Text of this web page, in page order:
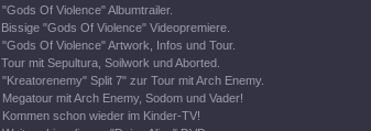
"Gods Of Violence" Albumtrailer.
Bissige "Gods Of Violence" Videopremiere.
"Gods Of Violence" Artwork, Infos und Tour.
Tour mit Sepultura, Soilwork und Aborted.
"Kreatorenemy" Split 7" zur Tour mit Arch Enemy.
Megatour mit Arch Enemy, Sodom und Vader!
Kommen schon wieder im Kinder-TV!